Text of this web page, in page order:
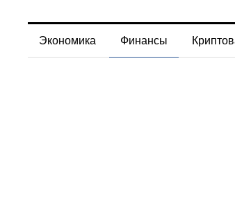
Экономика Финансы